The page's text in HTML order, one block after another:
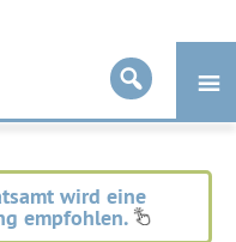
wird eine
empfohlen.